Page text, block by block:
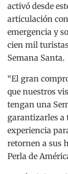
activó desde
articulación
emergencia y
cien mil
Semana Santa.
“El gran
que nuestros
tengan una
garantizarles a
experiencia
retornen a sus
Perla de